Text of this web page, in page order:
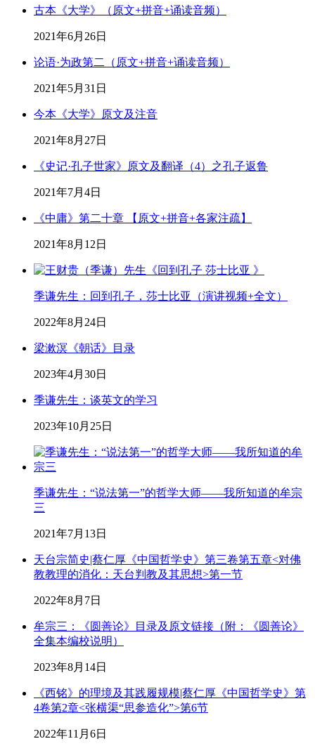
古本《大学》（原文+拼音+诵读音频）
2021年6月26日
论语·为政第二（原文+拼音+诵读音频）
2021年5月31日
今本《大学》原文及注音
2021年8月27日
《史记·孔子世家》原文及翻译（4）之孔子返鲁
2021年7月4日
《中庸》第二十章 【原文+拼音+各家注疏】
2021年8月12日
季谦先生：回到孔子，莎士比亚（演讲视频+全文）
2022年8月24日
梁漱溟《朝话》目录
2023年4月30日
季谦先生：谈英文的学习
2023年10月25日
季谦先生：“说法第一”的哲学大师——我所知道的牟宗
三
2021年7月13日
天台宗简史|蔡仁厚《中国哲学史》第三卷第五章<对佛
教教理的消化：天台判教及其思想>第一节
2022年8月7日
牟宗三：《圆善论》目录及原文链接（附：《圆善论》
全集本编校说明）
2023年8月14日
《西铭》的理境及其践履规模|蔡仁厚《中国哲学史》第
4卷第2章<张横渠“思参造化”>第6节
2022年11月6日